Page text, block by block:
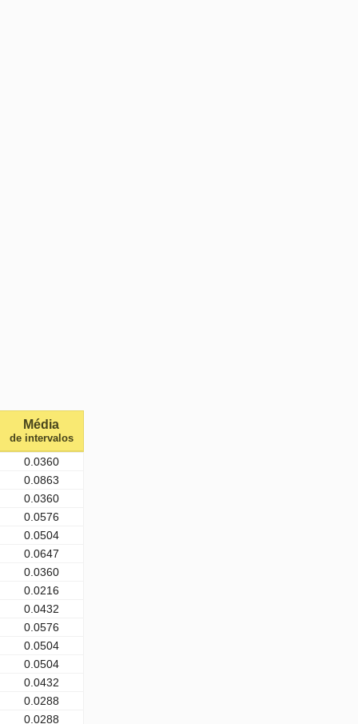
Média
de intervalos
0.0360
0.0863
0.0360
0.0576
0.0504
0.0647
0.0360
0.0216
0.0432
0.0576
0.0504
0.0504
0.0432
0.0288
0.0288